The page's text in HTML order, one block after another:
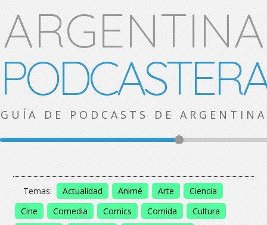
ARGENTINA
GUÍA DE PODCASTS DE ARGENTINA
Temas: Actualidad Animé Arte
Ciencia
Cine
Comedia Comics Comida
Cultura